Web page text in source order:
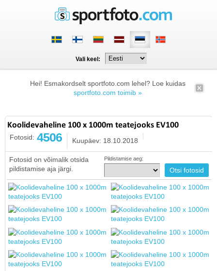
Vali keel:
Hei! Esmakordselt sportfoto.com lehel? Loe kuidas
sportfoto.com toimib »
Koolidevaheline 100 x 1000m teatejooks EV100
Fotosid: 4506 Kuupäev: 18.10.2018
Fotosid on võimalik otsida
pildistamise aja järgi.
Pildistamise aeg: